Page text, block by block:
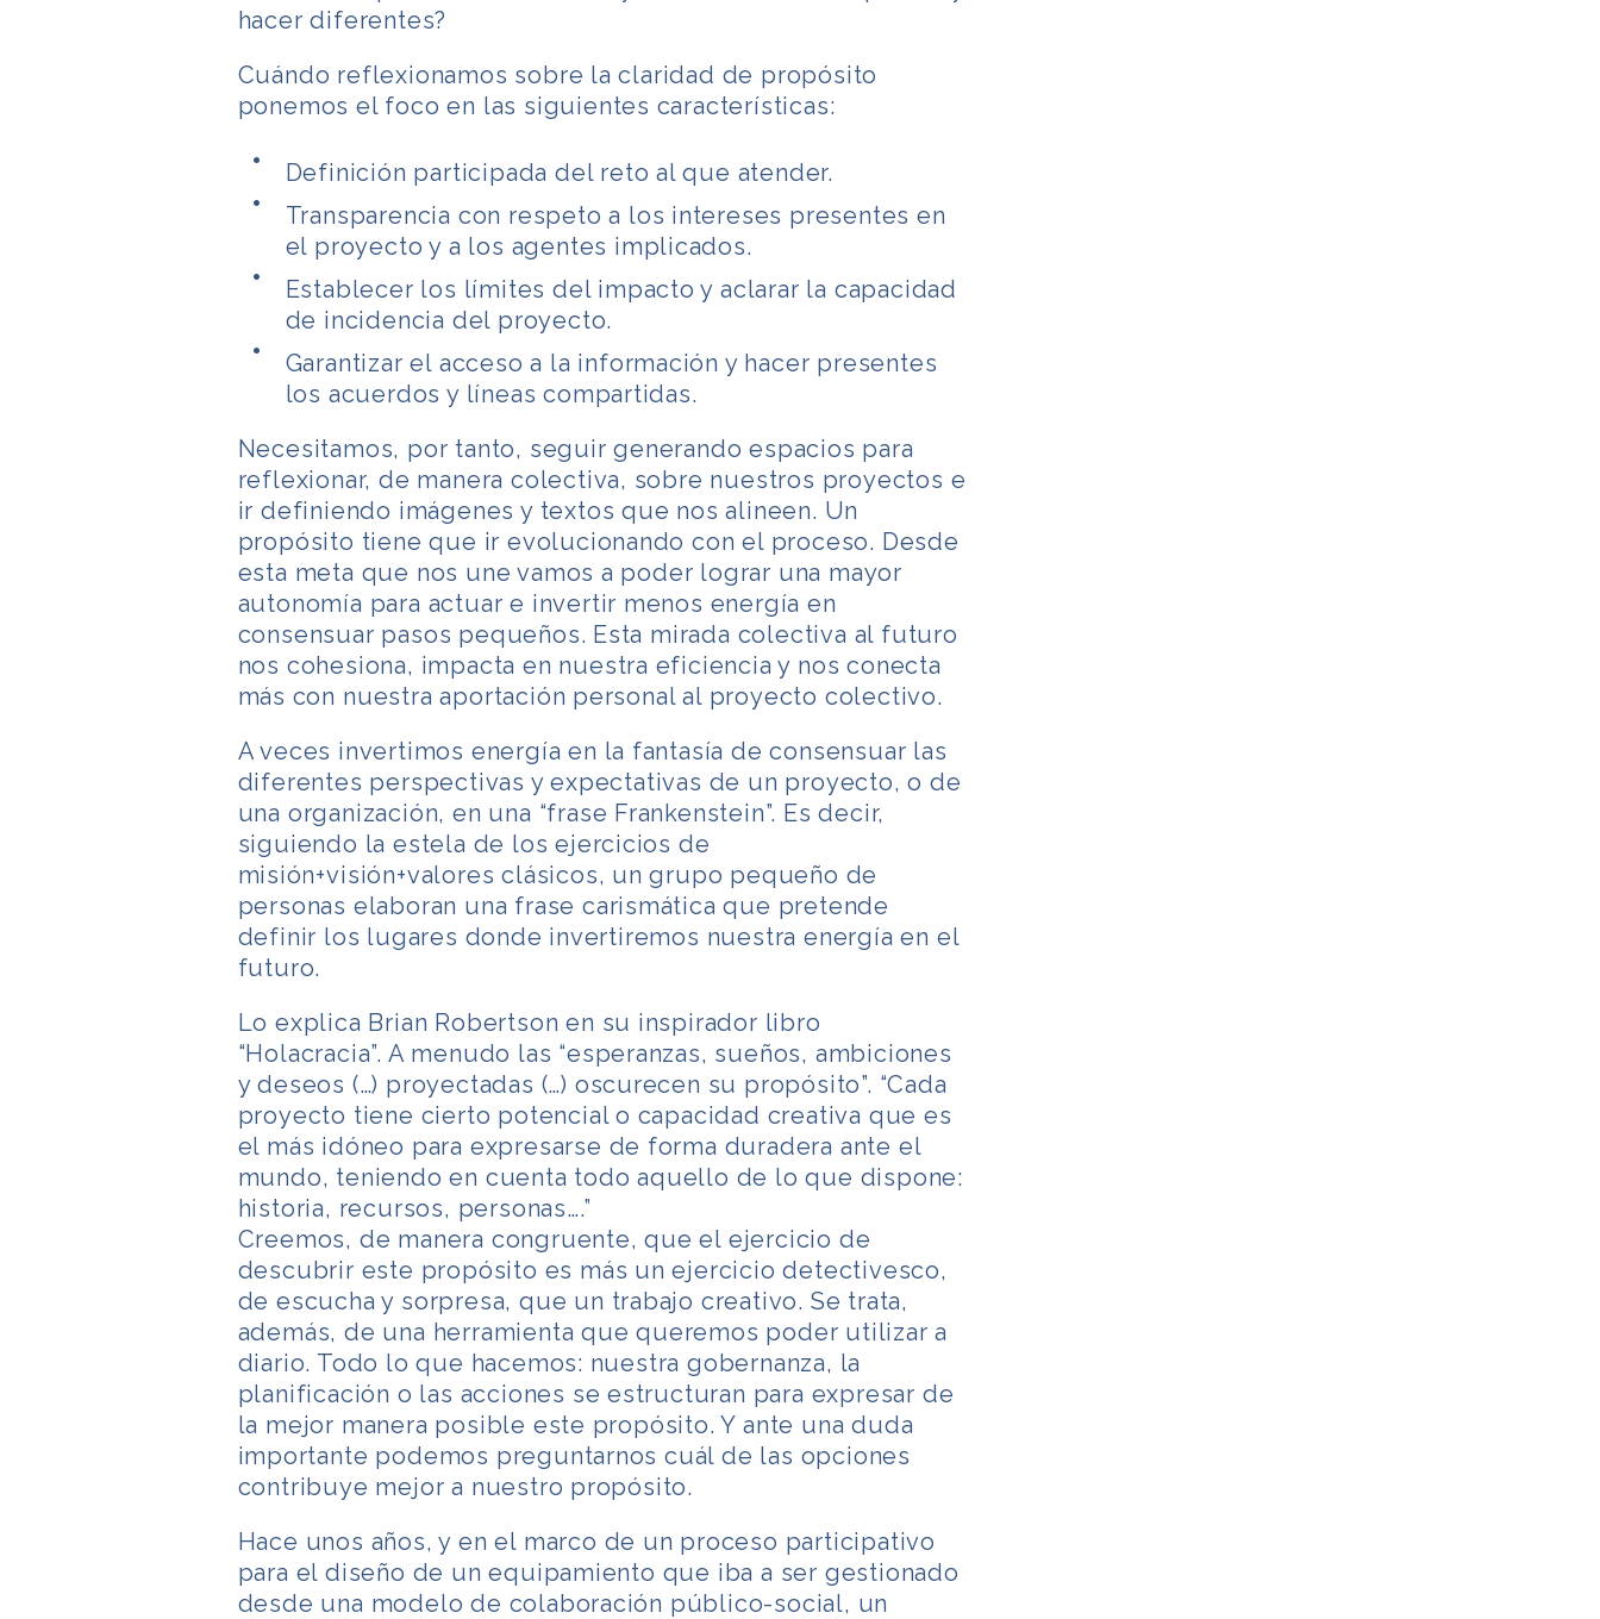
hacer diferentes?
Cuándo reflexionamos sobre la claridad de propósito
ponemos el foco en las siguientes características:
Definición participada del reto al que atender.
Transparencia con respeto a los intereses presentes en
el proyecto y a los agentes implicados.
Establecer los límites del impacto y aclarar la capacidad
de incidencia del proyecto.
Garantizar el acceso a la información y hacer presentes
los acuerdos y líneas compartidas.
Necesitamos, por tanto, seguir generando espacios para
reflexionar, de manera colectiva, sobre nuestros proyectos e
ir definiendo imágenes y textos que nos alineen. Un
propósito tiene que ir evolucionando con el proceso. Desde
esta meta que nos une vamos a poder lograr una mayor
autonomía para actuar e invertir menos energía en
consensuar pasos pequeños. Esta mirada colectiva al futuro
nos cohesiona, impacta en nuestra eficiencia y nos conecta
más con nuestra aportación personal al proyecto colectivo.
A veces invertimos energía en la fantasía de consensuar las
diferentes perspectivas y expectativas de un proyecto, o de
una organización, en una “frase Frankenstein”. Es decir,
siguiendo la estela de los ejercicios de
misión+visión+valores clásicos, un grupo pequeño de
personas elaboran una frase carismática que pretende
definir los lugares donde invertiremos nuestra energía en el
futuro.
Lo explica Brian Robertson en su inspirador libro
“Holacracia”. A menudo las “esperanzas, sueños, ambiciones
y deseos (…) proyectadas (…) oscurecen su propósito”. “Cada
proyecto tiene cierto potencial o capacidad creativa que es
el más idóneo para expresarse de forma duradera ante el
mundo, teniendo en cuenta todo aquello de lo que dispone:
historia, recursos, personas….”
Creemos, de manera congruente, que el ejercicio de
descubrir este propósito es más un ejercicio detectivesco,
de escucha y sorpresa, que un trabajo creativo. Se trata,
además, de una herramienta que queremos poder utilizar a
diario. Todo lo que hacemos: nuestra gobernanza, la
planificación o las acciones se estructuran para expresar de
la mejor manera posible este propósito. Y ante una duda
importante podemos preguntarnos cuál de las opciones
contribuye mejor a nuestro propósito.
Hace unos años, y en el marco de un proceso participativo
para el diseño de un equipamiento que iba a ser gestionado
desde una modelo de colaboración público-social, un